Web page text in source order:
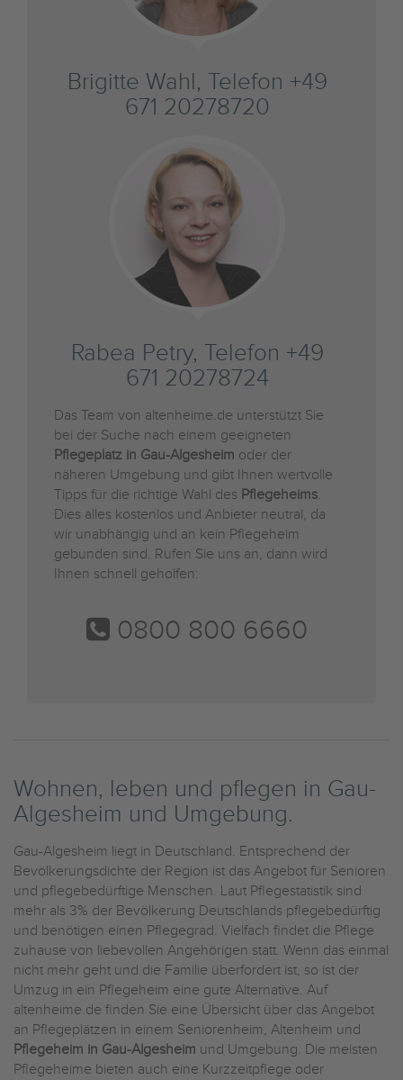
Brigitte Wahl, Telefon +49
671 20278720
Rabea Petry, Telefon +49
671 20278724
Das Team von altenheime.de unterstützt Sie
bei der Suche nach einem geeigneten
Pflegeplatz in Gau-Algesheim oder der
näheren Umgebung und gibt Ihnen wertvolle
Tipps für die richtige Wahl des Pflegeheims.
Dies alles kostenlos und Anbieter neutral, da
wir unabhängig und an kein Pflegeheim
gebunden sind. Rufen Sie uns an, dann wird
Ihnen schnell geholfen:
0800 800 6660
Wohnen, leben und pflegen in Gau-
Algesheim und Umgebung.
Gau-Algesheim liegt in Deutschland. Entsprechend der
Bevölkerungsdichte der Region ist das Angebot für Senioren
und pflegebedürftige Menschen. Laut Pflegestatistik sind
mehr als 3% der Bevölkerung Deutschlands pflegebedürftig
und benötigen einen Pflegegrad. Vielfach findet die Pflege
zuhause von liebevollen Angehörigen statt. Wenn das einmal
nicht mehr geht und die Familie überfordert ist, so ist der
Umzug in ein Pflegeheim eine gute Alternative. Auf
altenheime.de finden Sie eine Übersicht über das Angebot
an Pflegeplätzen in einem Seniorenheim, Altenheim und
Pflegeheim in Gau-Algesheim und Umgebung. Die meisten
Pflegeheime bieten auch eine Kurzzeitpflege oder